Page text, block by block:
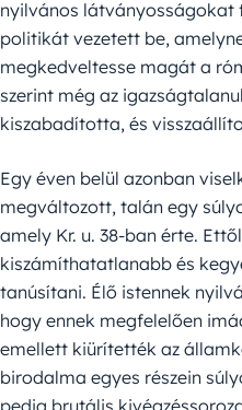
nyilvános látványosságokat
politikát vezetett be,
megkedveltesse magát a
szerint még az
kiszabadította, és
Egy éven belül azonban
megváltozott, talán egy
amely Kr. u. 38-ban érte.
kiszámíthatatlanabb és
tanúsítani. Élő istennek
hogy ennek megfelelően
emellett kiürítették az
birodalma egyes részein
pedig brutális